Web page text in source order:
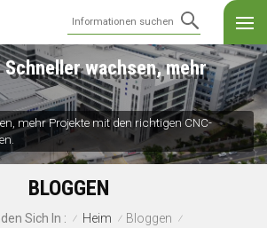
Schneller wachsen, mehr
mehr Projekte mit den richtigen CNC-
BLOGGEN
Sich In : / Heim / Bloggen /